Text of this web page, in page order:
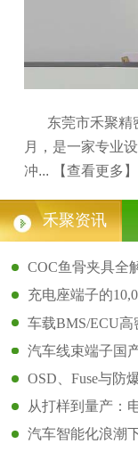
东莞市禾聚精
月，是一家专业
冲...
【查看更多】
禾聚资讯
COC鱼骨夹具全
充电座端子的
车载BMS/ECU
现高可靠连接
汽车线束端子国
OSD、Fuse与防
司其职？
从打样到量产：
面？
汽车智能化浪潮